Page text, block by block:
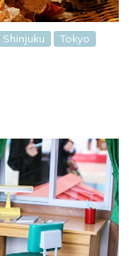
Shinjuku
Tokyo